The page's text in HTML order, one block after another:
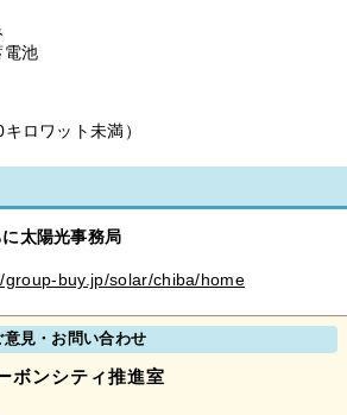
電池
ロワット未満）
太陽光事務局
group-buy.jp/solar/chiba/home
見・お問い合わせ
ボンシティ推進室